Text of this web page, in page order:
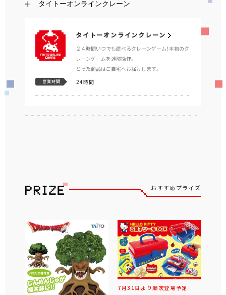
タイトーオンラインクレーン
タイトーオンラインクレーン
２４時間いつでも遊べるクレーンゲーム！本物のク
レーンゲームを遠隔操作。
とった商品はご自宅へお届けします。
営業時間 24時間
おすすめプライズ
7月31日より順次登場予定